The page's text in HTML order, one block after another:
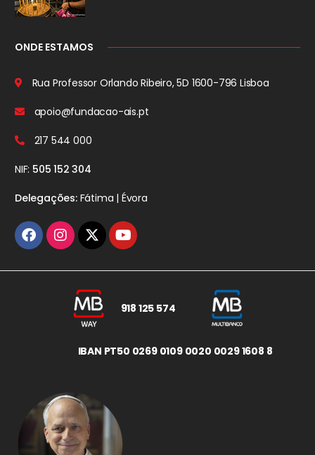
ONDE ESTAMOS
Rua Professor Orlando Ribeiro, 5D 1600-796 Lisboa
apoio@fundacao-ais.pt
217 544 000
NIF: 505 152 304
Delegações:Fátima | Évora
918 125 574
IBAN PT50 0269 0109 0020 0029 1608 8